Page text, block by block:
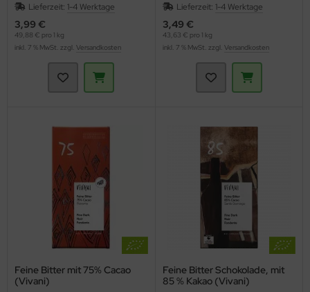
Lieferzeit: 1-4 Werktage
3,99 €
49,88 € pro 1 kg
inkl. 7 % MwSt. zzgl. Versandkosten
Lieferzeit: 1-4 Werktage
3,49 €
43,63 € pro 1 kg
inkl. 7 % MwSt. zzgl. Versandkosten
Feine Bitter mit 75% Cacao
(Vivani)
Feine Bitter Schokolade, mit
85 % Kakao (Vivani)